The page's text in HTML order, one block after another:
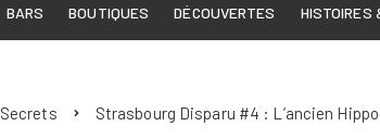
BARS BOUTIQUES DÉCOUVERTES HISTOIRES
Strasbourg Disparu #4 : L’ancien